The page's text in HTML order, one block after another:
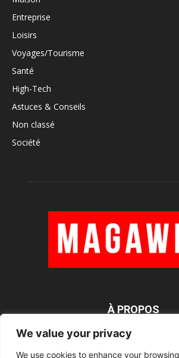
We value your privacy
We use cookies to enhance your
Entreprise
Loisirs
Voyages/Tourisme
Santé
High-Tech
Astuces & Conseils
Non classé
Société
À PROPOS